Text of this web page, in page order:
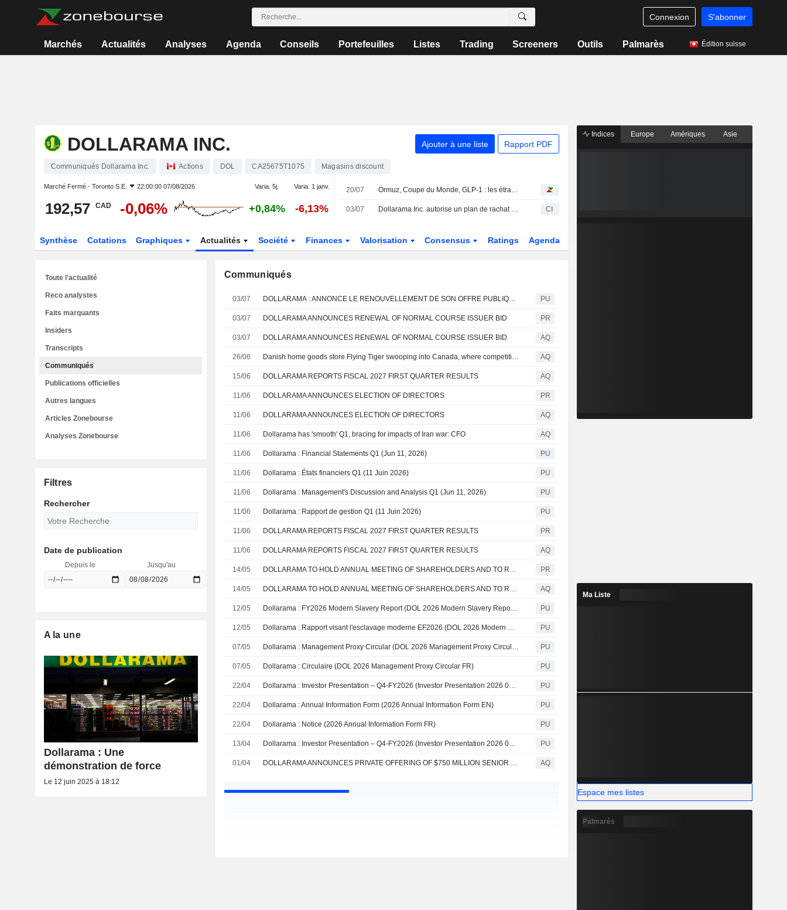
Connexion S'abonner
Marchés Actualités Analyses Agenda Conseils Portefeuilles Listes Trading Screeners Outils Palmarès Édition suisse
DOLLARAMA INC. Ajouter à une liste Rapport PDF
Communiqués Dollarama Inc. Actions DOL CA25675T1075 Magasins discount
Marché Fermé - Toronto S.E. 22:00:00 07/08/2026 Varia. 5j. Varia. 1 janv.
192,57 CAD -0,06% +0,84% -6,13%
20/07 Ormuz, Coupe du Monde, GLP-1 : les étranges vents contraires qui pèsent sur le consommateur US
03/07 Dollarama Inc. autorise un plan de rachat d'actions. CI
Synthèse Cotations Graphiques Actualités Société Finances Valorisation Consensus Ratings Agenda
Communiqués
03/07 DOLLARAMA : ANNONCE LE RENOUVELLEMENT DE SON OFFRE PUBLIQUE DE RACHAT DANS LE COURS NORMAL DES ACTIVITÉS PU
03/07 DOLLARAMA ANNOUNCES RENEWAL OF NORMAL COURSE ISSUER BID PR
03/07 DOLLARAMA ANNOUNCES RENEWAL OF NORMAL COURSE ISSUER BID AQ
26/06 Danish home goods store Flying Tiger swooping into Canada, where competition awaits AQ
15/06 DOLLARAMA REPORTS FISCAL 2027 FIRST QUARTER RESULTS AQ
11/06 DOLLARAMA ANNOUNCES ELECTION OF DIRECTORS PR
11/06 DOLLARAMA ANNOUNCES ELECTION OF DIRECTORS AQ
11/06 Dollarama has 'smooth' Q1, bracing for impacts of Iran war: CFO AQ
11/06 Dollarama : Financial Statements Q1 (Jun 11, 2026) PU
11/06 Dollarama : États financiers Q1 (11 Juin 2026) PU
11/06 Dollarama : Management's Discussion and Analysis Q1 (Jun 11, 2026) PU
11/06 Dollarama : Rapport de gestion Q1 (11 Juin 2026) PU
11/06 DOLLARAMA REPORTS FISCAL 2027 FIRST QUARTER RESULTS PR
11/06 DOLLARAMA REPORTS FISCAL 2027 FIRST QUARTER RESULTS AQ
14/05 DOLLARAMA TO HOLD ANNUAL MEETING OF SHAREHOLDERS AND TO REPORT FIRST QUARTER FISCAL 2027 RESULTS PR
14/05 DOLLARAMA TO HOLD ANNUAL MEETING OF SHAREHOLDERS AND TO REPORT FIRST QUARTER FISCAL 2027 RESULTS AQ
12/05 Dollarama : FY2026 Modern Slavery Report (DOL 2026 Modern Slavery Report EN) PU
12/05 Dollarama : Rapport visant l'esclavage moderne EF2026 (DOL 2026 Modern Slavery Report FR) PU
07/05 Dollarama : Management Proxy Circular (DOL 2026 Management Proxy Circular EN) PU
07/05 Dollarama : Circulaire (DOL 2026 Management Proxy Circular FR) PU
22/04 Dollarama : Investor Presentation – Q4-FY2026 (Investor Presentation 2026 03 24 FY26Q4 vF web) PU
22/04 Dollarama : Annual Information Form (2026 Annual Information Form EN) PU
22/04 Dollarama : Notice (2026 Annual Information Form FR) PU
13/04 Dollarama : Investor Presentation – Q4-FY2026 (Investor Presentation 2026 03 24 FY26Q4 vF) PU
01/04 DOLLARAMA ANNOUNCES PRIVATE OFFERING OF $750 MILLION SENIOR UNSECURED NOTES AQ
Toute l'actualité
Reco analystes
Faits marquants
Insiders
Transcripts
Communiqués
Publications officielles
Autres langues
Articles Zonebourse
Analyses Zonebourse
Filtres
Rechercher
Date de publication
Depuis le Jusqu'au
A la une
Dollarama : Une
démonstration de force
Le 12 juin 2025 à 18:12
Indices Europe Amériques Asie
Ma Liste
Espace mes listes
Palmarès